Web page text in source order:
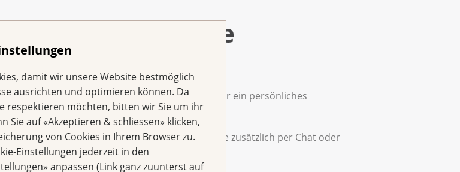
damit wir unsere Website bestmöglich
ausrichten und optimieren können. Da
respektieren möchten, bitten wir Sie um ihr
Sie auf «Akzeptieren & schliessen» klicken,
von Cookies in Ihrem Browser zu.
Einstellungen jederzeit in den
anpassen (Link ganz zuunterst auf
durch die
Unterstützung? Wenden Sie sich für ein persönliches
.
0800 11 88 11. Die Beratenden erreichen Sie zusätzlich per Chat oder